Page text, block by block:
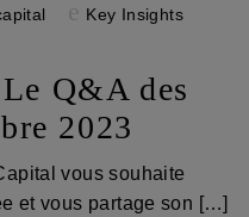
Key Insights
Q&A des
2023
vous souhaite
et vous partage son […]